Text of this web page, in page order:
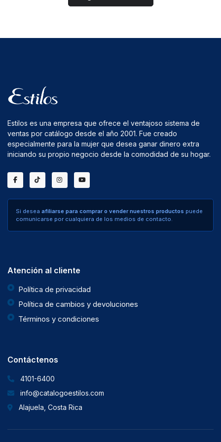
Estilos es una empresa que ofrece el ventajoso sistema de
ventas por catálogo desde el año 2001. Fue creado
especialmente para la mujer que desea ganar dinero extra
iniciando su propio negocio desde la comodidad de su hogar.
Si desea afiliarse para comprar o vender nuestros productos puede
comunicarse por cualquiera de los medios de contacto.
Atención al cliente
Política de privacidad
Política de cambios y devoluciones
Términos y condiciones
Contáctenos
4101-6400
info@catalogoestilos.com
Alajuela, Costa Rica